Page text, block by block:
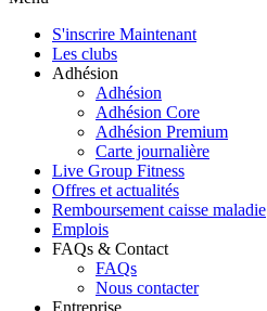
S'inscrire Maintenant
Les clubs
Adhésion
Adhésion
Adhésion Core
Adhésion Premium
Carte journalière
Live Group Fitness
Offres et actualités
Remboursement caisse maladie
Emplois
FAQs & Contact
FAQs
Nous contacter
Entreprise